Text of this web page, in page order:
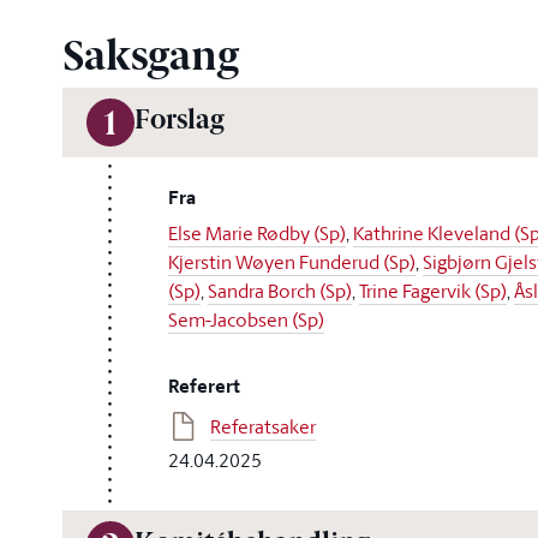
Saksgang
1 Forslag
Fra
Else Marie Rødby (Sp),Kathrine Kleveland
Kjerstin Wøyen Funderud (Sp),Sigbjørn
(Sp),Sandra Borch (Sp),Trine Fagervik (Sp),
Sem-Jacobsen (Sp)
Referert
Referatsaker
24.04.2025